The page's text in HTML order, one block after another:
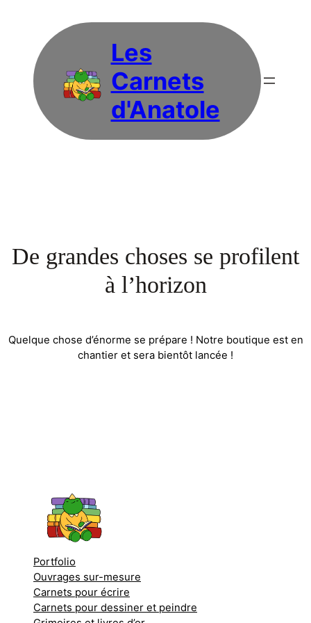
Les
Carnets
d'Anatole
De grandes choses se profilent
à l’horizon
Quelque chose d’énorme se prépare ! Notre boutique est en
chantier et sera bientôt lancée !
Portfolio
Ouvrages sur-mesure
Carnets pour écrire
Carnets pour dessiner et peindre